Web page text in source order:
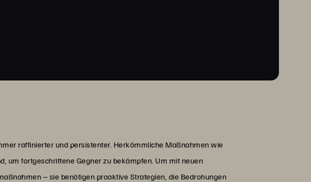
raffinierter und persistenter. Herkömmliche Maßnahmen wie
um fortgeschrittene Gegner zu bekämpfen. Um mit neuen
– sie benötigen proaktive Strategien, die Bedrohungen